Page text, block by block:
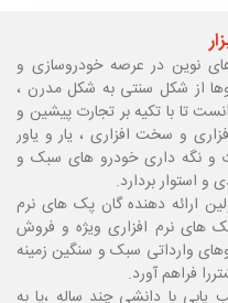
نوین در عرصه خودروسازی و
از شکل سنتی به شکل مدرن ،
تا با تکیه بر تجارت پیشین و
و سخت افزاری ، یار و یاور
و نگه داری خودرو های سبک و
استوار بردارد.
ارائه دهنده گان پک های نرم
های نرم افزاری ویژه و فروش
وارداتی سبک و سنگین زمینه
فراهم آورد.
یابی با دانشی چند ساله ،پا به